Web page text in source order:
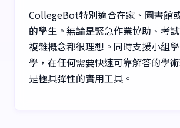
CollegeBot特別適合在家、圖書館
的學生。無論是緊急作業協助、考
複雜概念都很理想。同時支援小組
學，在任何需要快速可靠解答的學
是極具彈性的實用工具。